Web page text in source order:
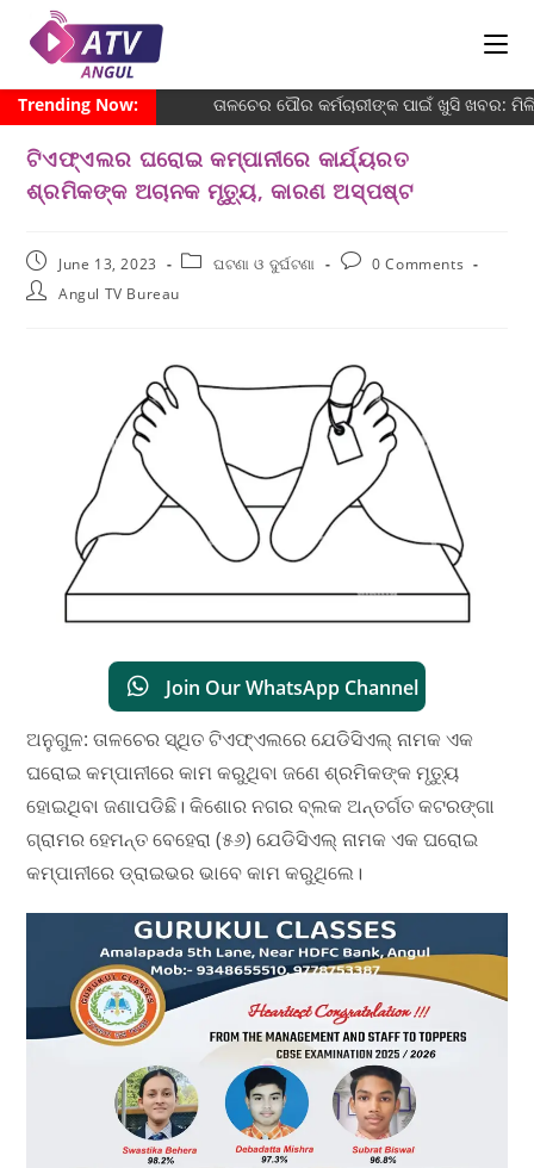
Trending Now: ତାଳଚେର ପୌର କର୍ମଚାରୀଙ୍କ ପାଇଁ ଖୁସି ଖବର:
ଟିଏଫ୍ଏଲର ଘରୋଇ କମ୍ପାନୀରେ କାର୍ଯ୍ୟରତ
ଶ୍ରମିକଙ୍କ ଅଚାନକ ମୃତ୍ୟୁ, କାରଣ ଅସ୍ପଷ୍ଟ
June 13, 2023 ଘଟଣା ଓ ଦୁର୍ଘଟଣା
0 Comments
Angul TV Bureau
Join Our WhatsApp Channel
ଅନୁଗୁଳ: ତାଳଚେର ସ୍ଥିତ ଟିଏଫ୍ଏଲରେ ଯେଡିସିଏଲ୍ ନାମକ ଏକ
ଘରୋଇ କମ୍ପାନୀରେ କାମ କରୁଥିବା ଜଣେ ଶ୍ରମିକଙ୍କ ମୃତ୍ୟୁ
ହୋଇଥିବା ଜଣାପଡିଛି। କିଶୋର ନଗର ବ୍ଲକ ଅନ୍ତର୍ଗତ କଟରଙ୍ଗା
ଗ୍ରାମର ହେମନ୍ତ ବେହେରା (୫୬) ଯେଡିସିଏଲ୍ ନାମକ ଏକ ଘରୋଇ
କମ୍ପାନୀରେ ଡ୍ରାଇଭର ଭାବେ କାମ କରୁଥିଲେ।